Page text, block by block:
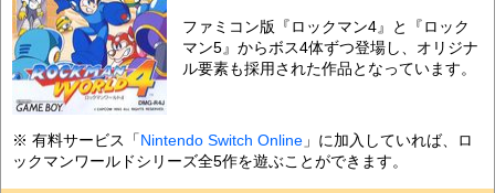
ファミコン版『ロックマン4』と『ロック
マン5』からボス4体ずつ登場し、オリジナ
ル要素も採用された作品となっています。
※ 有料サービス「Nintendo Switch Online 」に加入していれば、ロ
ックマンワールドシリーズ全5作を遊ぶことができます。